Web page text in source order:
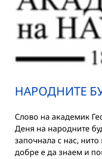
НАРОДНИТЕ
Слово на академик
Деня на народните
започнала с нас,
добре е да знаем и